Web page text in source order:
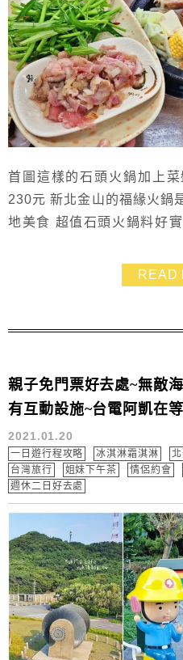
首圖這樣的石頭火鍋加上
230元 新北金山的福緣火鍋
地美食 超值石頭火鍋料好
料！一盤盤分裝好的菜盤
適合家人聚餐的自助式大火
READ
親子免門票好去處~無敵
有互動設施~台電阿凱在
2021.01.20
一日遊行程攻略 冰淇淋霜淇淋
台灣旅行
姐妹下午茶 情侶約會
週休二日好去處